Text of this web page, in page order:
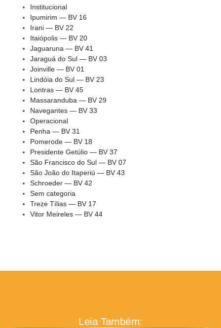
Institucional
Ipumirim — BV 16
Irani — BV 22
Itaiópolis — BV 20
Jaguaruna — BV 41
Jaraguá do Sul — BV 03
Joinville — BV 01
Lindóia do Sul — BV 23
Lontras — BV 45
Massaranduba — BV 29
Navegantes — BV 33
Operacional
Penha — BV 31
Pomerode — BV 18
Presidente Getúlio — BV 37
São Francisco do Sul — BV 07
São João do Itaperiú — BV 43
Schroeder — BV 42
Sem categoria
Treze Tílias — BV 17
Vitor Meireles — BV 44
Leia Também: